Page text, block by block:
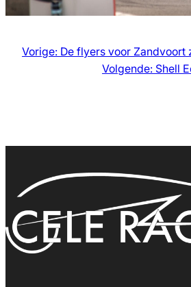
Vorige: De flyers voor Zandvoort
Volgende: Shell